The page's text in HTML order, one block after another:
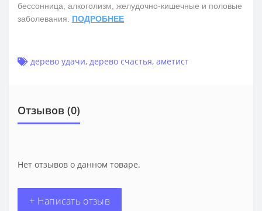
бессонница, алкоголизм, желудочно-кишечные и половые
заболевания. ПОДРОБНЕЕ
дерево удачи, дерево счастья, аметист
Отзывов (0)
Нет отзывов о данном товаре.
+ Написать отзыв